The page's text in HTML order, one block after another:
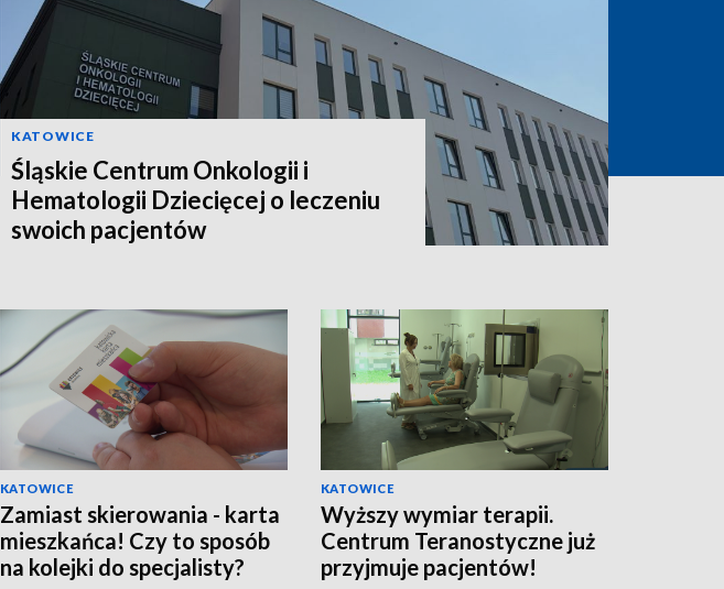
KATOWICE
Śląskie Centrum Onkologii i
Hematologii Dziecięcej o leczeniu
swoich pacjentów
KATOWICE
Zamiast skierowania - karta
mieszkańca! Czy to sposób
na kolejki do specjalisty?
KATOWICE
Wyższy wymiar terapii.
Centrum Teranostyczne już
przyjmuje pacjentów!